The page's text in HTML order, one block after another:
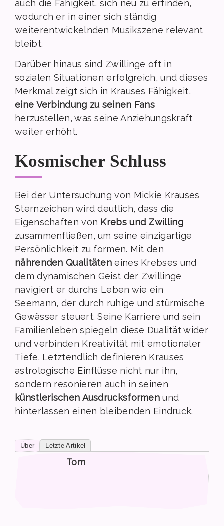
auch die Fähigkeit, sich neu zu erfinden,
wodurch er in einer sich ständig
weiterentwickelnden Musikszene relevant
bleibt.
Darüber hinaus sind Zwillinge oft in
sozialen Situationen erfolgreich, und dieses
Merkmal zeigt sich in Krauses Fähigkeit,
eine Verbindung zu seinen Fans
herzustellen, was seine Anziehungskraft
weiter erhöht.
Kosmischer Schluss
Bei der Untersuchung von Mickie Krauses
Sternzeichen wird deutlich, dass die
Eigenschaften von Krebs und Zwilling
zusammenfließen, um seine einzigartige
Persönlichkeit zu formen. Mit den
nährenden Qualitäten eines Krebses und
dem dynamischen Geist der Zwillinge
navigiert er durchs Leben wie ein
Seemann, der durch ruhige und stürmische
Gewässer steuert. Seine Karriere und sein
Familienleben spiegeln diese Dualität wider
und verbinden Kreativität mit emotionaler
Tiefe. Letztendlich definieren Krauses
astrologische Einflüsse nicht nur ihn,
sondern resonieren auch in seinen
künstlerischen Ausdrucksformen und
hinterlassen einen bleibenden Eindruck.
Über Letzte Artikel
Tom